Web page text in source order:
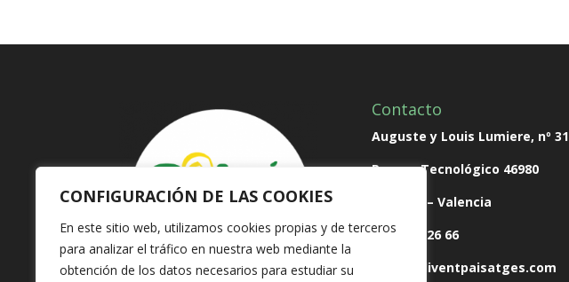
CONFIGURACIÓN DE LAS COOKIES
En este sitio web, utilizamos cookies propias y de terceros
para analizar el tráfico en nuestra web mediante la
obtención de los datos necesarios para estudiar su
Contacto
Auguste y Louis Lumiere, nº 31
Parque Tecnológico 46980
Paterna – Valencia
T 96 138 26 66
info@soliventpaisatges.com